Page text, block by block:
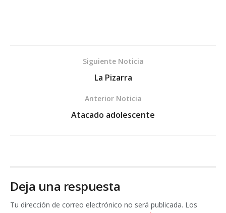
Siguiente Noticia
La Pizarra
Anterior Noticia
Atacado adolescente
Deja una respuesta
Tu dirección de correo electrónico no será publicada. Los